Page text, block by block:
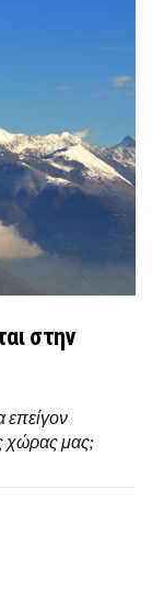
στην
επείγον
χώρας μας;